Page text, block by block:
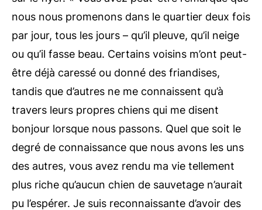
nous nous promenons dans le quartier deux fois
par jour, tous les jours – qu’il pleuve, qu’il neige
ou qu’il fasse beau. Certains voisins m’ont peut-
être déjà caressé ou donné des friandises,
tandis que d’autres ne me connaissent qu’à
travers leurs propres chiens qui me disent
bonjour lorsque nous passons. Quel que soit le
degré de connaissance que nous avons les uns
des autres, vous avez rendu ma vie tellement
plus riche qu’aucun chien de sauvetage n’aurait
pu l’espérer. Je suis reconnaissante d’avoir des